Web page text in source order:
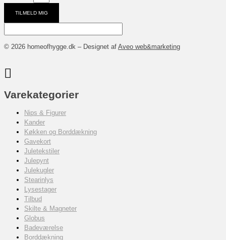
TILMELD MIG
© 2026 homeofhygge.dk – Designet af Aveo web&marketing
Varekategorier
Nips & Figurer
Kander
Køkken og Borddækning
Gavekort
Juletekstiler
Julepynt
Julekugler
Stearinlys
Lysestager
Tilbud
Skilte & Magneter
Globus
Badeværelse
Borddækning